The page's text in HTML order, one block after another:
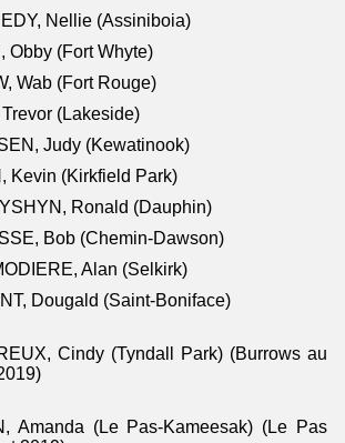
Nellie (Assiniboia)
Obby (Fort Whyte)
Wab (Fort Rouge)
Trevor (Lakeside)
Judy (Kewatinook)
Kevin (Kirkfield Park)
Ronald (Dauphin)
Bob (Chemin-Dawson)
Alan (Selkirk)
Dougald (Saint-Boniface)
Cindy (Tyndall Park) (Burrows au
Amanda (Le Pas-Kameesak) (Le Pas